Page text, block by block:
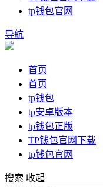
tp钱包官网
导航
首页
首页
tp钱包
tp安卓版本
tp钱包正版
TP钱包官网下载
tp钱包官网
搜索 收起